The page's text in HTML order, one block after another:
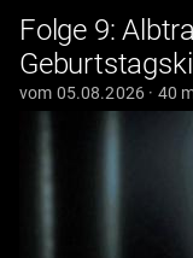
Folge 9:
vom 05.08.2026 · 40